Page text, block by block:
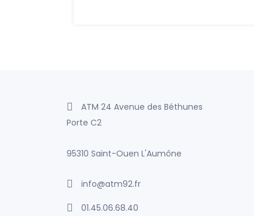
ATM 24 Avenue des Béthunes
Porte C2
95310 Saint-Ouen L'Aumône
info@atm92.fr
01.45.06.68.40